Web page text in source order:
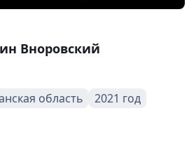
Вноровский
область 2021 год